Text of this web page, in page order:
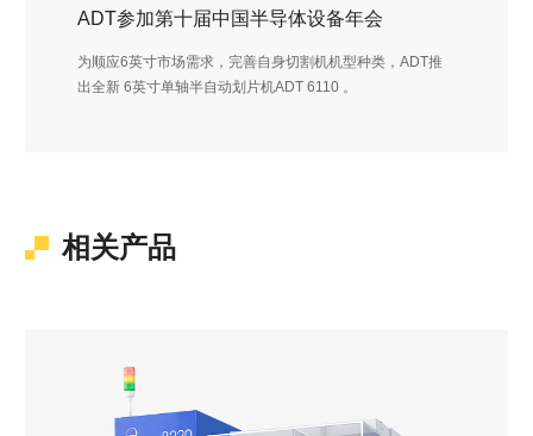
ADT参加第十届中国半导体设备年会
为顺应6英寸市场需求，完善自身切割机机型种类，ADT推
出全新 6英寸单轴半自动划片机ADT 6110 。
相关产品